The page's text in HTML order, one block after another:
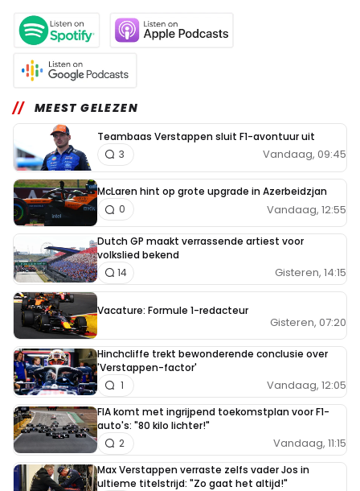
MEEST GELEZEN
Teambaas Verstappen sluit F1-avontuur uit
Vandaag, 09:45
3
McLaren hint op grote upgrade in Azerbeidzjan
Vandaag, 12:55
0
Dutch GP maakt verrassende artiest voor
volkslied bekend
Gisteren, 14:15
14
Vacature: Formule 1-redacteur
Gisteren, 07:20
Hinchcliffe trekt bewonderende conclusie over
'Verstappen-factor'
Vandaag, 12:05
1
FIA komt met ingrijpend toekomstplan voor F1-
auto's: "80 kilo lichter!"
Vandaag, 11:15
2
Max Verstappen verraste zelfs vader Jos in
ultieme titelstrijd: "Zo gaat het altijd!"